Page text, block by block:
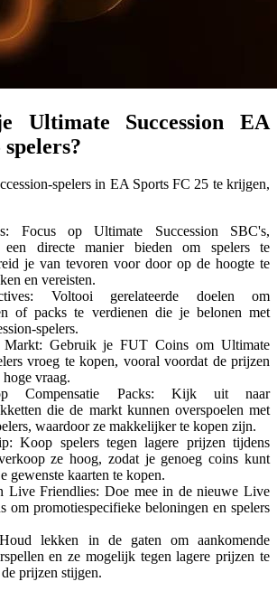
Ultimate Succession EA
spelers in EA Sports FC 25 te krijgen,
Focus op Ultimate Succession SBC's,
een directe manier bieden om spelers te
je van tevoren voor door op de hoogte te
en vereisten.
Voltooi gerelateerde doelen om
of packs te verdienen die je belonen met
spelers.
Gebruik je FUT Coins om Ultimate
vroeg te kopen, vooral voordat de prijzen
vraag.
Compensatie Packs: Kijk uit naar
die de markt kunnen overspoelen met
waardoor ze makkelijker te kopen zijn.
Koop spelers tegen lagere prijzen tijdens
ze hoog, zodat je genoeg coins kunt
gewenste kaarten te kopen.
Live Friendlies: Doe mee in de nieuwe Live
om promotiespecifieke beloningen en spelers
lekken in de gaten om aankomende
en ze mogelijk tegen lagere prijzen te
prijzen stijgen.